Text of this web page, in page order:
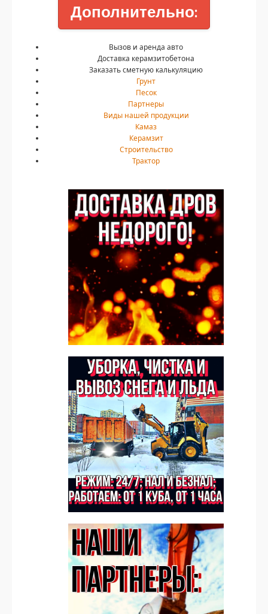
Дополнительно:
Вызов и аренда авто
Доставка керамзитобетона
Заказать сметную калькуляцию
Грунт
Песок
Партнеры
Виды нашей продукции
Камаз
Керамзит
Строительство
Трактор